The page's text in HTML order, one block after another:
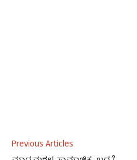
Previous Articles